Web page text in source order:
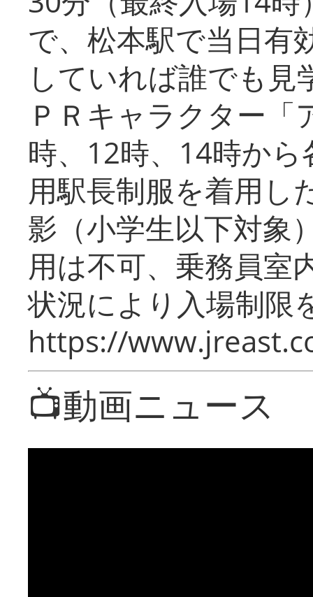
で、松本駅で当日有
していれば誰でも
ＰＲキャラクター
時、12時、14時か
用駅長制服を着用し
影（小学生以下対象
用は不可、乗務員室
状況により入場制限
https://
📺動画ニュース